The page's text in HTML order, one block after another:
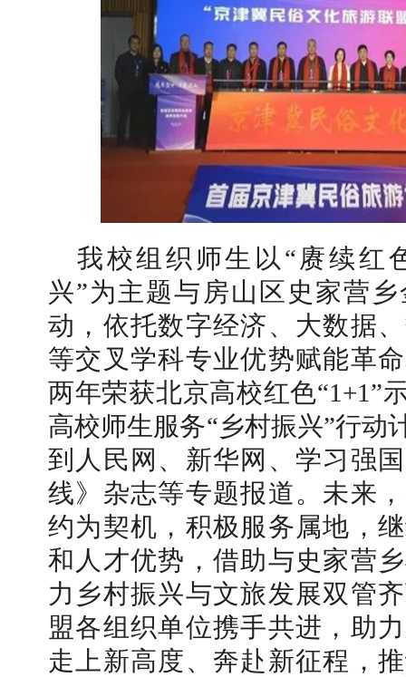
我校组织师生以“赓续红
兴”为主题与房山区史家营
动，依托数字经济、大数据
等交叉学科专业优势赋能革
两年荣获北京高校红色“1+1”
高校师生服务“乡村振兴”行动
到人民网、新华网、学习强
线》杂志等专题报道。未来
约为契机，积极服务属地，
和人才优势，借助与史家营
力乡村振兴与文旅发展双管
盟各组织单位携手共进，助
走上新高度、奔赴新征程，